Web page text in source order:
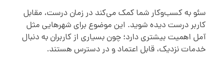
سئو به کسب‌وکار شما کمک می‌کند در زمان درست، مقابل
کاربر درست دیده شوید. این موضوع برای شهرهایی مثل
آمل اهمیت بیشتری دارد؛ چون بسیاری از کاربران به دنبال
خدمات نزدیک، قابل اعتماد و در دسترس هستند.